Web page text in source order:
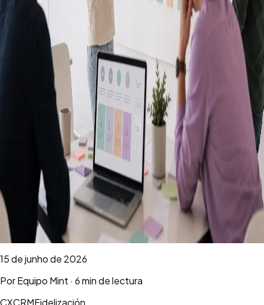
15 de junho de 2026
PorEquipo Mint · 6 min de lectura
CXCRMFidelización